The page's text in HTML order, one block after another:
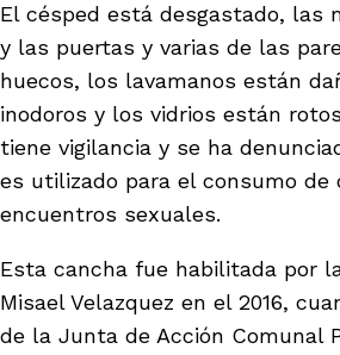
El césped está desgastado, las
y las puertas y varias de las
huecos, los lavamanos están
inodoros y los vidrios están
tiene vigilancia y se ha
es utilizado para el consumo de
encuentros sexuales.
Esta cancha fue habilitada por
Misael Velazquez en el 2016,
de la Junta de Acción Comunal